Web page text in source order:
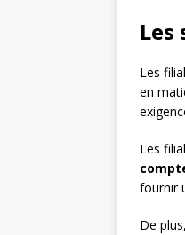
Les
en
Les
fournir
De